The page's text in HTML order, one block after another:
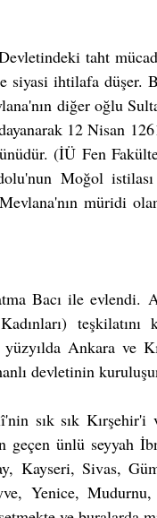
taht
siyasi ihtilafa düşer.
diğer oğlu
12 Nisan
(İÜ Fen
Moğol istilası
müridi
Bacı ile evlendi.
Ankara ve
devletinin
sık sık
geçen ünlü seyyah
Kayseri, Sivas,
Yenice,